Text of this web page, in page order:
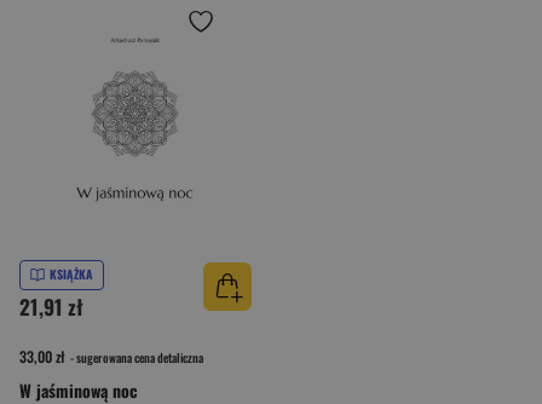
KSIĄŻKA
21,91 zł
33,00 zł - sugerowana cena detaliczna
W jaśminową noc